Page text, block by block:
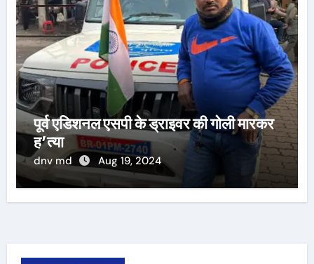
पूर्व एडिशनल एसपी के ड्राइवर की गोली मारकर
ह’त्या
dnv md Aug 19, 2024